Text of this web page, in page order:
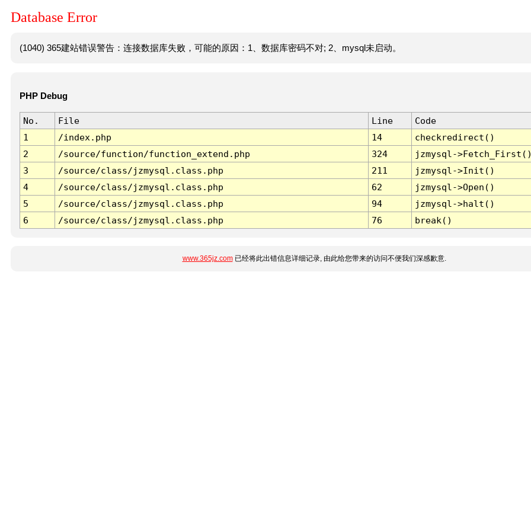
Database Error
(1040) 365建站错误警告：连接数据库失败，可能的原因：1、数据库密码不对; 2、mysql未启动。
PHP Debug
No. File Line
Code
1
/index.php 14
checkredirect()
2
/source/function/function_extend.php 324
jzmysql-
3
/source/class/jzmysql.class.php 211
jzmysql->Init()
4
/source/class/jzmysql.class.php 62
jzmysql->Open()
5
/source/class/jzmysql.class.php 94
jzmysql->halt()
6
/source/class/jzmysql.class.php 76 break()
www.365jz.com已经将此出错信息详细记录, 由此给您带来的访问不便我们深感歉意.